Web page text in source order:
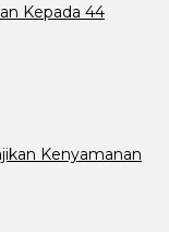
Kepada 44
Kenyamanan